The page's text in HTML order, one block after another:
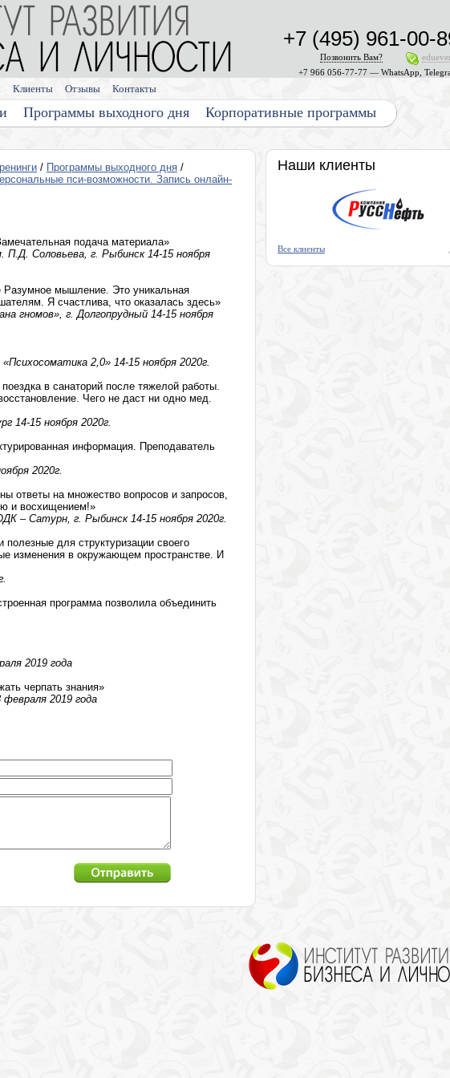
Программы выходного дня Корпоративные программы
Клиенты Отзывы Контакты
+7 966 056-77-77 — WhatsApp,
Позвонить Вам?
+7 (495) 961-00-
/ Программы выходного дня /
пси-возможности. Запись онлайн-
подача материала»
Соловьева, г. Рыбинск 14-15 ноября
Разумное мышление. Это уникальная
Я счастлива, что оказалась здесь»
гномов», г. Долгопрудный 14-15 ноября
2,0» 14-15 ноября 2020г.
в санаторий после тяжелой работы.
Чего не даст ни одно мед.
14-15 ноября 2020г.
информация. Преподаватель
2020г.
ответы на множество вопросов и запросов,
и восхищением!»
– Сатурн, г. Рыбинск 14-15 ноября 2020г.
для структуризации своего
изменения в окружающем пространстве. И
программа позволила объединить
2019 года
черпать знания»
2019 года
Наши клиенты
Все клиенты